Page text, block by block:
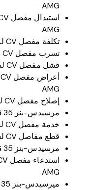
AMG
AMG
تكلفة مفصل CV لمرسيدس-بنز 35 AMG
تسرب مفصل CV لسيارة مرسيدس بنز 35 AMG
فشل مفصل CV لسيارة مرسيدس-بنز 35 AMG
AMG
إصلاح مفصل CV لمرسيدس-بنز 35 AMG
مرسيدس-بنز 35 AMG مفصل CV افعلها بنفسك
خدمة مفصل CV لسيارة مرسيدس-بنز 35 AMG
قطع مفاصل CV لسيارة مرسيدس-بنز 35 AMG
مرسيدس-بنز 35 AMG إشعار خدمة المفصل
AMG
ميرسيدس-بنز 35 AMG وصلة CV الممتدة